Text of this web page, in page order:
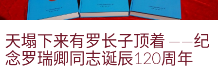
天塌下来有罗长子顶着 ——纪
念罗瑞卿同志诞辰120周年